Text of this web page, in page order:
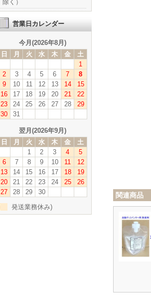
関連商品
除く）
営業日カレンダー
今月(2026年8月)
日
月 火 水 木 金
土
1
2
3 4 5 6 7
8
9
10 11 12 13 14
15
16
17 18 19 20 21
22
23
24 25 26 27 28
29
30
31
翌月(2026年9月)
日
月 火 水 木 金
土
1
2 3 4
5
6
7 8 9 10 11
12
13
14 15 16 17 18
19
20
21 22 23 24 25
26
27
28 29
30
発送業務休み)